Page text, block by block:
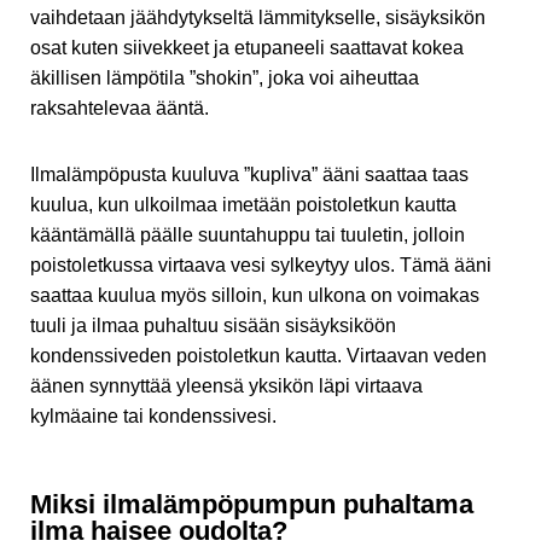
vaihdetaan jäähdytykseltä lämmitykselle, sisäyksikön
osat kuten siivekkeet ja etupaneeli saattavat kokea
äkillisen lämpötila ”shokin”, joka voi aiheuttaa
raksahtelevaa ääntä.
Ilmalämpöpusta kuuluva ”kupliva” ääni saattaa taas
kuulua, kun ulkoilmaa imetään poistoletkun kautta
kääntämällä päälle suuntahuppu tai tuuletin, jolloin
poistoletkussa virtaava vesi sylkeytyy ulos. Tämä ääni
saattaa kuulua myös silloin, kun ulkona on voimakas
tuuli ja ilmaa puhaltuu sisään sisäyksiköön
kondenssiveden poistoletkun kautta. Virtaavan veden
äänen synnyttää yleensä yksikön läpi virtaava
kylmäaine tai kondenssivesi.
Miksi ilmalämpöpumpun puhaltama
ilma haisee oudolta?